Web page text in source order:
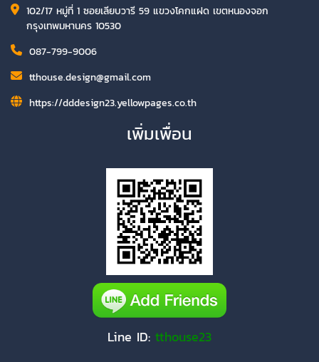
102/17 หมู่ที่ 1 ซอยเลียบวารี 59 แขวงโคกแฝด เขตหนองจอก
กรุงเทพมหานคร 10530
087-799-9006
tthouse.design@gmail.com
https://dddesign23.yellowpages.co.th
เพิ่มเพื่อน
Line ID: tthouse23